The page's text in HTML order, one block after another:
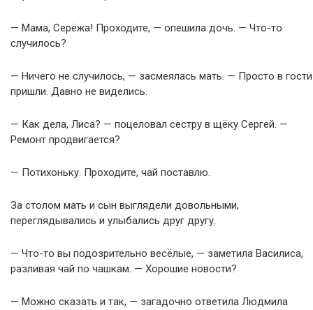
— Мама, Серёжа! Проходите, — опешила дочь. — Что-то
случилось?
— Ничего не случилось, — засмеялась мать. — Просто в гости
пришли. Давно не виделись.
— Как дела, Лиса? — поцеловал сестру в щёку Сергей. —
Ремонт продвигается?
— Потихоньку. Проходите, чай поставлю.
За столом мать и сын выглядели довольными,
переглядывались и улыбались друг другу.
— Что-то вы подозрительно весёлые, — заметила Василиса,
разливая чай по чашкам. — Хорошие новости?
— Можно сказать и так, — загадочно ответила Людмила